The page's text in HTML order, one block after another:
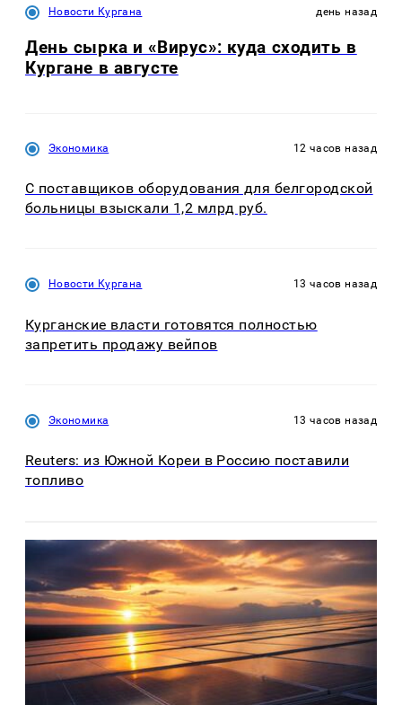
Новости Кургана день назад
День сырка и «Вирус»: куда сходить в
Кургане в августе
Экономика 12 часов назад
С поставщиков оборудования для белгородской
больницы взыскали 1,2 млрд руб.
Новости Кургана 13 часов назад
Курганские власти готовятся полностью
запретить продажу вейпов
Экономика 13 часов назад
Reuters: из Южной Кореи в Россию поставили
топливо